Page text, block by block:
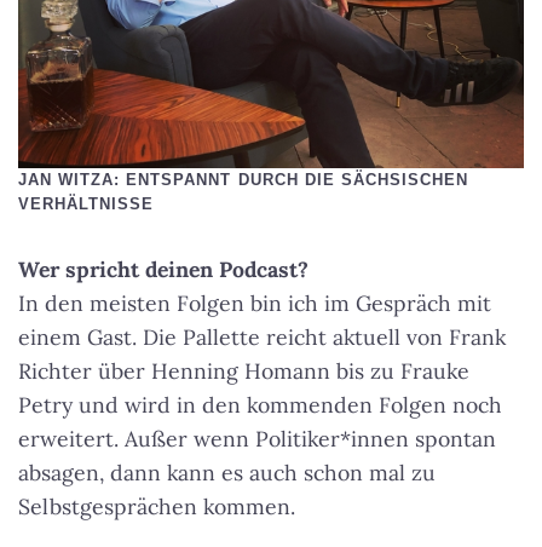
JAN WITZA: ENTSPANNT DURCH DIE SÄCHSISCHEN
VERHÄLTNISSE
Wer spricht deinen Podcast?
In den meisten Folgen bin ich im Gespräch mit
einem Gast. Die Pallette reicht aktuell von Frank
Richter über Henning Homann bis zu Frauke
Petry und wird in den kommenden Folgen noch
erweitert. Außer wenn Politiker*innen spontan
absagen, dann kann es auch schon mal zu
Selbstgesprächen kommen.